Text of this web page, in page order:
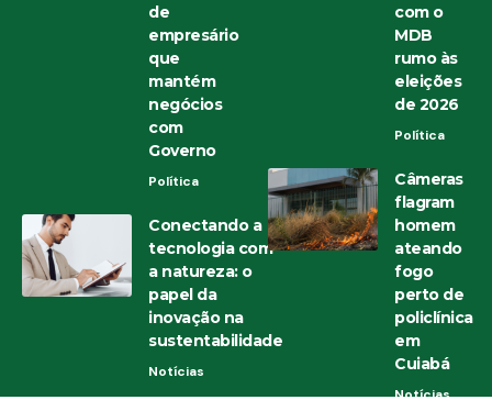
de
empresário
que
mantém
negócios
com
Governo
Política
Conectando a
tecnologia com
a natureza: o
papel da
inovação na
sustentabilidade
Notícias
com o
MDB
rumo às
eleições
de 2026
Política
Câmeras
flagram
homem
ateando
fogo
perto de
policlínica
em
Cuiabá
Notícias